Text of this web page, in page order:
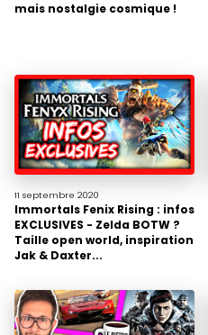
mais nostalgie cosmique !
11 septembre 2020
Immortals Fenix Rising : infos
EXCLUSIVES - Zelda BOTW ?
Taille open world, inspiration
Jak & Daxter...